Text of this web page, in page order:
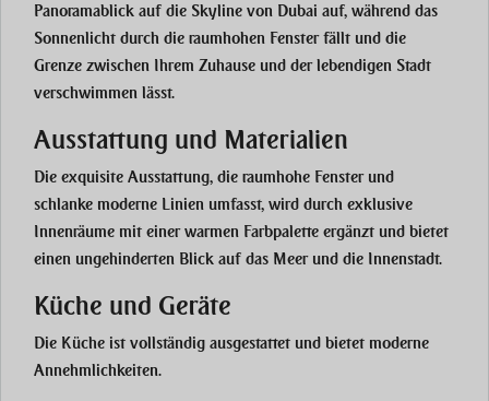
Panoramablick auf die Skyline von Dubai auf, während das
Sonnenlicht durch die raumhohen Fenster fällt und die
Grenze zwischen Ihrem Zuhause und der lebendigen Stadt
verschwimmen lässt.
Ausstattung und Materialien
Die exquisite Ausstattung, die raumhohe Fenster und
schlanke moderne Linien umfasst, wird durch exklusive
Innenräume mit einer warmen Farbpalette ergänzt und bietet
einen ungehinderten Blick auf das Meer und die Innenstadt.
Küche und Geräte
Die Küche ist vollständig ausgestattet und bietet moderne
Annehmlichkeiten.